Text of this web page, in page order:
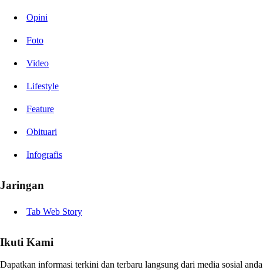
Opini
Foto
Video
Lifestyle
Feature
Obituari
Infografis
Jaringan
Tab Web Story
Ikuti Kami
Dapatkan informasi terkini dan terbaru langsung dari media sosial anda